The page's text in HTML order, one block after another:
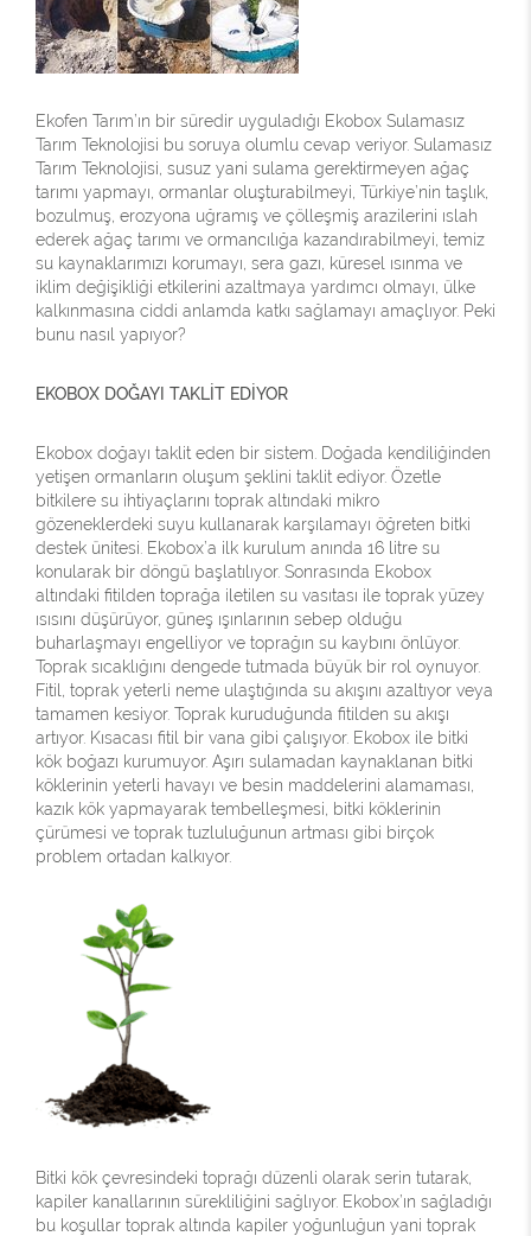
Ekofen Tarım’ın bir süredir uyguladığı Ekobox Sulamasız
Tarım Teknolojisi bu soruya olumlu cevap veriyor. Sulamasız
Tarım Teknolojisi, susuz yani sulama gerektirmeyen ağaç
tarımı yapmayı, ormanlar oluşturabilmeyi, Türkiye’nin taşlık,
bozulmuş, erozyona uğramış ve çölleşmiş arazilerini ıslah
ederek ağaç tarımı ve ormancılığa kazandırabilmeyi, temiz
su kaynaklarımızı korumayı, sera gazı, küresel ısınma ve
iklim değişikliği etkilerini azaltmaya yardımcı olmayı, ülke
kalkınmasına ciddi anlamda katkı sağlamayı amaçlıyor. Peki
bunu nasıl yapıyor?
EKOBOX DOĞAYI TAKLİT EDİYOR
Ekobox doğayı taklit eden bir sistem. Doğada kendiliğinden
yetişen ormanların oluşum şeklini taklit ediyor. Özetle
bitkilere su ihtiyaçlarını toprak altındaki mikro
gözeneklerdeki suyu kullanarak karşılamayı öğreten bitki
destek ünitesi. Ekobox’a ilk kurulum anında 16 litre su
konularak bir döngü başlatılıyor. Sonrasında Ekobox
altındaki fitilden toprağa iletilen su vasıtası ile toprak yüzey
ısısını düşürüyor, güneş ışınlarının sebep olduğu
buharlaşmayı engelliyor ve toprağın su kaybını önlüyor.
Toprak sıcaklığını dengede tutmada büyük bir rol oynuyor.
Fitil, toprak yeterli neme ulaştığında su akışını azaltıyor veya
tamamen kesiyor. Toprak kuruduğunda fitilden su akışı
artıyor. Kısacası fitil bir vana gibi çalışıyor. Ekobox ile bitki
kök boğazı kurumuyor. Aşırı sulamadan kaynaklanan bitki
köklerinin yeterli havayı ve besin maddelerini alamaması,
kazık kök yapmayarak tembelleşmesi, bitki köklerinin
çürümesi ve toprak tuzluluğunun artması gibi birçok
problem ortadan kalkıyor.
Bitki kök çevresindeki toprağı düzenli olarak serin tutarak,
kapiler kanallarının sürekliliğini sağlıyor. Ekobox’ın sağladığı
bu koşullar toprak altında kapiler yoğunluğun yani toprak